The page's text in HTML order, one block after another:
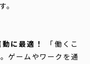
。
に最適！
「働くこ
ゲームやワークを通